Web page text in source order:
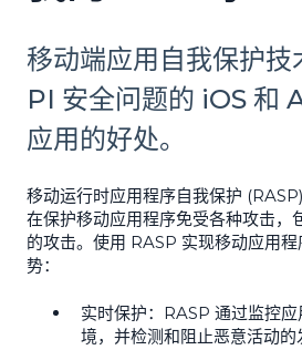
移动端应用自我保护技
PI 安全问题的 iOS 和
应用的好处。
移动运行时应用程序自我保护
在保护移动应用程序免受各种攻击，
的攻击。使用 RASP 实现移动应用
势：
实时保护：RASP 通过监控
境，并检测和阻止恶意活动